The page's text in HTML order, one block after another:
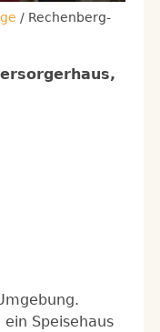
/ Rechenberg-
Speisehaus